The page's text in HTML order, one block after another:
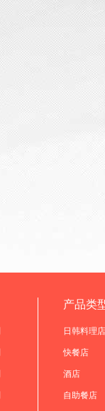
产品类
日韩料理店
快餐店
酒店
自助餐店